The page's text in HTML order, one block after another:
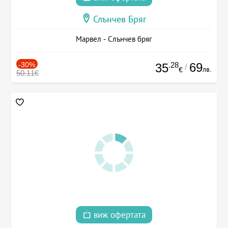
Слънчев Бряг
Марвел - Слънчев бряг
-30%
50.11€ 35.28
€ / 69лв.
виж офертата